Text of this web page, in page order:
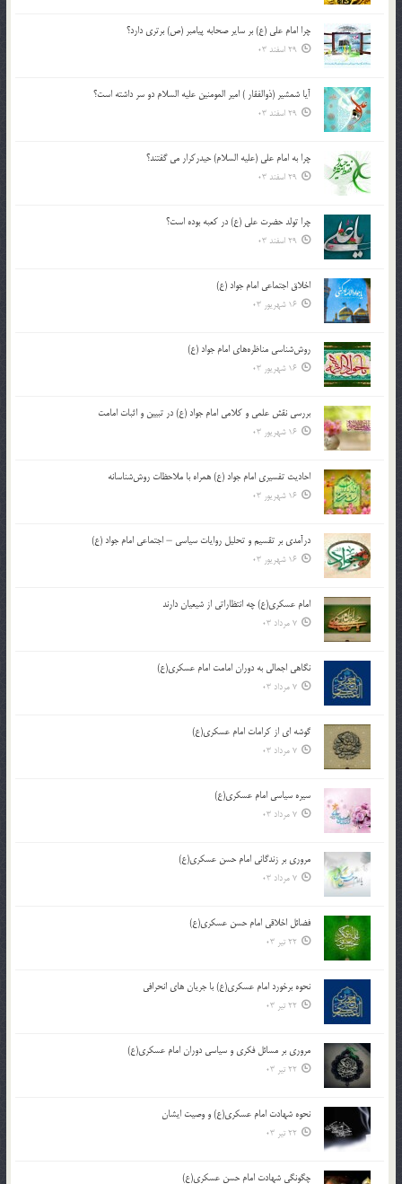
چرا امام علی (ع) بر سایر صحابه پیامبر (ص) برتری دارد؟
29 اسفند 03
آیا شمشیر (ذوالفقار ) امیر المومنین علیه السلام دو سر داشته است؟
29 اسفند 03
چرا به امام علی (علیه السلام) حیدرکرار می گفتند؟
29 اسفند 03
چرا تولد حضرت علی (ع) در کعبه بوده است؟
29 اسفند 03
اخلاق اجتماعی امام جواد (ع)
16 شهریور 03
روش‌شناسی مناظره‌های امام جواد (ع)
16 شهریور 03
بررسی نقش علمی و کلامی امام جواد (ع) در تبیین و اثبات امامت
16 شهریور 03
احادیث تفسیری امام جواد (ع) همراه با ملاحظات روش‌شناسانه
16 شهریور 03
درآمدی بر تقسیم و تحلیل روایات سیاسی – اجتماعی امام جواد (ع)
16 شهریور 03
امام عسکری(ع) چه انتظاراتی از شیعیان دارند
7 مرداد 03
نگاهی اجمالی به دوران امامت امام عسکری(ع)
7 مرداد 03
گوشه ای از کرامات امام عسکری(ع)
7 مرداد 03
سیره سیاسی امام عسکری(ع)
7 مرداد 03
مروری بر زندگانی امام حسن عسکری(ع)
7 مرداد 03
فضائل اخلاقی امام حسن عسکری(ع)
22 تیر 03
نحوه برخورد امام عسکری(ع) با جریان های انحرافی
22 تیر 03
مروری بر مسائل فکری و سیاسی دوران امام عسکری(ع)
22 تیر 03
نحوه شهادت امام عسکری(ع) و وصیت ایشان
22 تیر 03
چگونگی شهادت امام حسن عسکری(ع)